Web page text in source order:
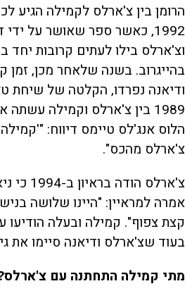
הרומן בין צ'ארלס לקמילה הגיע
1992, כאשר ספר שאושר על
וצ'ארלס בילו לעתים קרובות יחד
בהייגרוב. בשנה שלאחר מכן,
ודיאנה נפרדו, הקלטה של שיחת
1989 בין צ'ארלס וקמילה
הלוס אנג'לס טיימס דיווח:
צ'ארלס מהכס".
צ'ארלס
אמרה למראיין: "היינו שלושה
בעוד שצ'ארלס ודיאנה סיימו את
מתי קמילה התחתנה עם